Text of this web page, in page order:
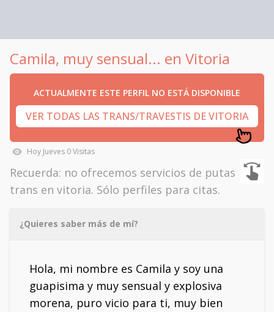
Camila, muy sensual... en Vitoria
ACTUALMENTE ESTE PERFIL NO ESTÁ DISPONIBLE
VER TODAS LAS TRANS/TRAVESTIS DE VITORIA
Hoy Jueves 0Visitas
Recuerda: no ofrecemos servicios de putas
trans en vitoria. Sólo perfiles para citas.
¿Quieres saber más de mí?
Hola, mi nombre es Camila y soy una
guapisima y muy sensual y explosiva
morena, puro vicio para ti, muy bien